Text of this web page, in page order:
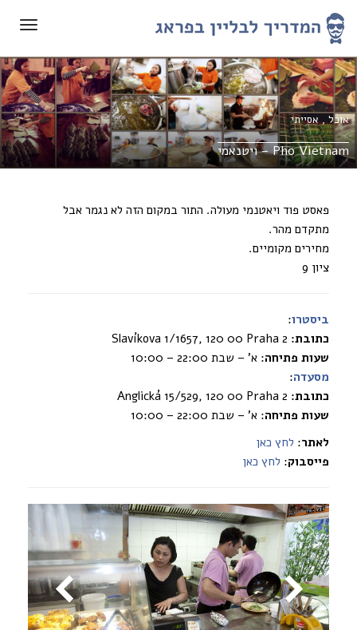
אוכל,אסייתי
Pho Vietnam – ויטנאמי
פאסט פוד ויאטנמי מעולה. התור במקום הזה לא נגמר אבל
מתקדם מהר.
מחירים מקומיים.
ציון 9
ביסטרו:
כתובת: Slavíkova 1/1657, 120 00 Praha 2
שעות פתיחה: א’ – שבת 22:00 – 10:00
מסעדה:
כתובת: Anglická 15/529, 120 00 Praha 2
שעות פתיחה: א’ – שבת 22:00 – 10:00
לאתר: לחץ כאן
פייסבוק: לחץ כאן